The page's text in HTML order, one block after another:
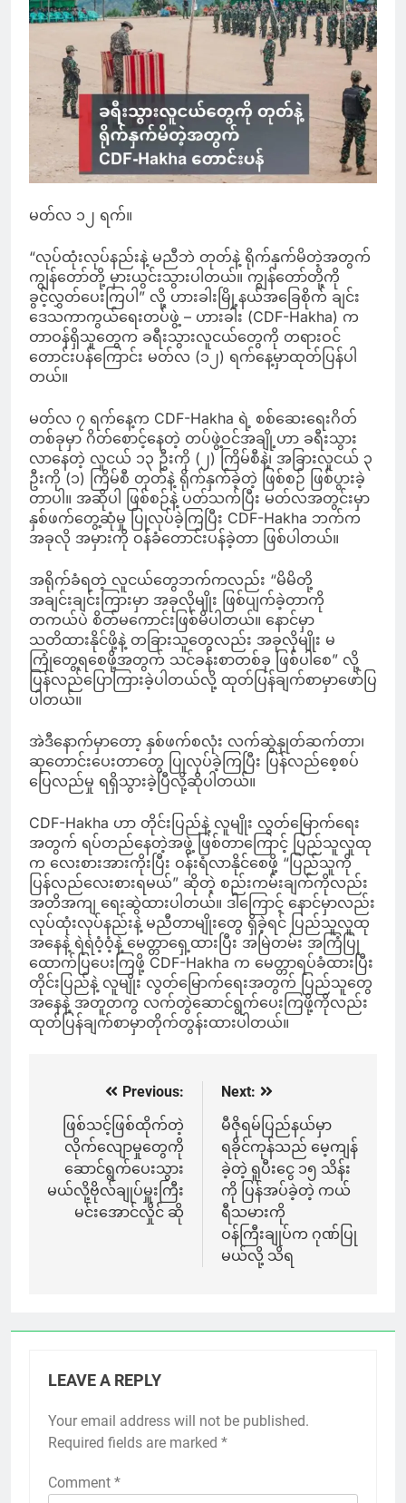
မတ်လ ၁၂ ရက်။
“လုပ်ထုံးလုပ်နည်းနဲ့ မညီဘဲ တုတ်နဲ့ ရိုက်နှက်မိတဲ့အတွက်
ကျွန်တော်တို့ မှားယွင်းသွားပါတယ်။ ကျွန်တော်တို့ကို
ခွင့်လွှတ်ပေးကြပါ” လို့ ဟားခါးမြို့နယ်အခြေစိုက် ချင်း
ဒေသကာကွယ်ရေးတပ်ဖွဲ့ – ဟားခါး (CDF-Hakha) က
တာဝန်ရှိသူတွေက ခရီးသွားလူငယ်တွေကို တရားဝင်
တောင်းပန်ကြောင်း မတ်လ (၁၂) ရက်နေ့မှာထုတ်ပြန်ပါ
တယ်။
မတ်လ ၇ ရက်နေ့က CDF-Hakha ရဲ့ စစ်ဆေးရေးဂိတ်
တစ်ခုမှာ ဂိတ်စောင့်နေတဲ့ တပ်ဖွဲ့ဝင်အချို့ဟာ ခရီးသွား
လာနေတဲ့ လူငယ် ၁၃ ဦးကို (၂) ကြိမ်စီနဲ့၊ အခြားလူငယ် ၃
ဦးကို (၁) ကြိမ်စီ တုတ်နဲ့ ရိုက်နှက်ခဲ့တဲ့ ဖြစ်စဉ် ဖြစ်ပွားခဲ့
တာပါ။ အဆိုပါ ဖြစ်စဉ်နဲ့ ပတ်သက်ပြီး မတ်လအတွင်းမှာ
နှစ်ဖက်တွေ့ဆုံမှု ပြုလုပ်ခဲ့ကြပြီး CDF-Hakha ဘက်က
အခုလို အမှားကို ဝန်ခံတောင်းပန်ခဲ့တာ ဖြစ်ပါတယ်။
အရိုက်ခံရတဲ့ လူငယ်တွေဘက်ကလည်း “မိမိတို့
အချင်းချင်းကြားမှာ အခုလိုမျိုး ဖြစ်ပျက်ခဲ့တာကို
တကယ်ပဲ စိတ်မကောင်းဖြစ်မိပါတယ်။ နောင်မှာ
သတိထားနိုင်ဖို့နဲ့ တခြားသူတွေလည်း အခုလိုမျိုး မ
ကြုံတွေ့ရစေဖို့အတွက် သင်ခန်းစာတစ်ခု ဖြစ်ပါစေ” လို့
ပြန်လည်ပြောကြားခဲ့ပါတယ်လို့ ထုတ်ပြန်ချက်စာမှာဖော်ပြ
ပါတယ်။
အဲဒီနောက်မှာတော့ နှစ်ဖက်စလုံး လက်ဆွဲနှုတ်ဆက်တာ၊
ဆုတောင်းပေးတာတွေ ပြုလုပ်ခဲ့ကြပြီး ပြန်လည်စေ့စပ်
ပြေလည်မှု ရရှိသွားခဲ့ပြီလို့ဆိုပါတယ်။
CDF-Hakha ဟာ တိုင်းပြည်နဲ့ လူမျိုး လွတ်မြောက်ရေး
အတွက် ရပ်တည်နေတဲ့အဖွဲ့ ဖြစ်တာကြောင့် ပြည်သူလူထု
က လေးစားအားကိုးပြီး ဝန်းရံလာနိုင်စေဖို့ “ပြည်သူကို
ပြန်လည်လေးစားရမယ်” ဆိုတဲ့ စည်းကမ်းချက်ကိုလည်း
အတိအကျ ရေးဆွဲထားပါတယ်။ ဒါကြောင့် နောင်မှာလည်း
လုပ်ထုံးလုပ်နည်းနဲ့ မညီတာမျိုးတွေ ရှိခဲ့ရင် ပြည်သူလူထု
အနေနဲ့ ရဲရဲဝံ့ဝံ့နဲ့ မေတ္တာရှေ့ထားပြီး အမြဲတမ်း အကြံပြု
ထောက်ပြပေးကြဖို့ CDF-Hakha က မေတ္တာရပ်ခံထားပြီး
တိုင်းပြည်နဲ့ လူမျိုး လွတ်မြောက်ရေးအတွက် ပြည်သူတွေ
အနေနဲ့ အတူတကွ လက်တွဲဆောင်ရွက်ပေးကြဖို့ကိုလည်း
ထုတ်ပြန်ချက်စာမှာတိုက်တွန်းထားပါတယ်။
navigation
Previous:
ဖြစ်သင့်ဖြစ်ထိုက်တဲ့
လိုက်လျောမှုတွေကို
ဆောင်ရွက်ပေးသွား
မယ်လို့ဗိုလ်ချုပ်မှူးကြီး
မင်းအောင်လှိုင် ဆို
Next:
မီဇိုရမ်ပြည်နယ်မှာ
ရခိုင်ကုန်သည် မေ့ကျန်
ခဲ့တဲ့ ရူပီးငွေ ၁၅ သိန်း
ကို ပြန်အပ်ခဲ့တဲ့ ကယ်
ရီသမားကို
ဝန်ကြီးချုပ်က ဂုဏ်ပြု
မယ်လို့ သိရ
LEAVE A REPLY
Your email address will not be published.
Required fields are marked *
Comment *